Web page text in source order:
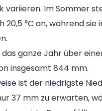
variieren. Im Sommer
°C an, während sie
ganze Jahr über
insgesamt 844 mm.
ist der niedrigste
37 mm zu erwarten,